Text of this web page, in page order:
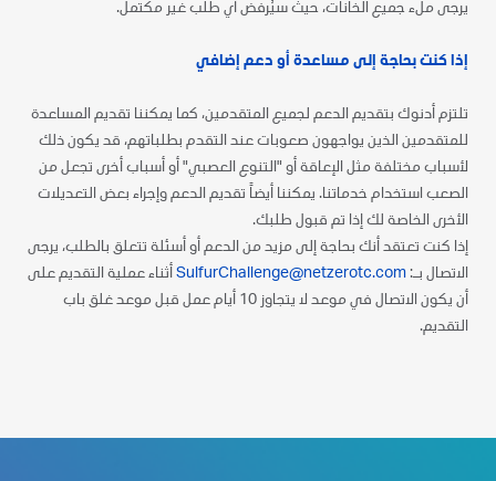
يرجى ملء جميع الخانات، حيث سيُرفض أي طلب غير مكتمل.
إذا كنت بحاجة إلى مساعدة أو دعم إضافي
تلتزم أدنوك بتقديم الدعم لجميع المتقدمين، كما يمكننا تقديم المساعدة
للمتقدمين الذين يواجهون صعوبات عند التقدم بطلباتهم، قد يكون ذلك
لأسباب مختلفة مثل الإعاقة أو "التنوع العصبي" أو أسباب أخرى تجعل من
الصعب استخدام خدماتنا. يمكننا أيضاً تقديم الدعم وإجراء بعض التعديلات
الأخرى الخاصة لك إذا تم قبول طلبك.
إذا كنت تعتقد أنك بحاجة إلى مزيد من الدعم أو أسئلة تتعلق بالطلب، يرجى
الاتصال بـ: SulfurChallenge@netzerotc.com أثناء عملية التقديم على
أن يكون الاتصال في موعد لا يتجاوز 10 أيام عمل قبل موعد غلق باب
التقديم.